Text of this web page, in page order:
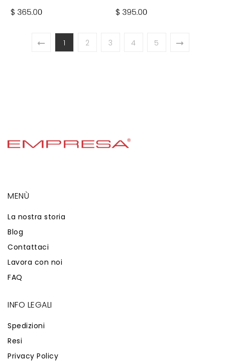
1 2 3 4 5
MENÙ
La nostra storia
Blog
Contattaci
Lavora con noi
FAQ
INFO LEGALI
Spedizioni
Resi
Privacy Policy